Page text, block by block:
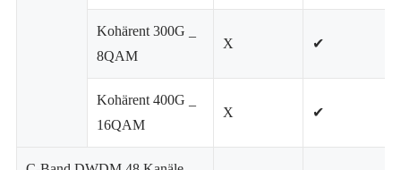
Kohärent 300G _
8QAM
X ✔
Kohärent 400G _
16QAM
X ✔